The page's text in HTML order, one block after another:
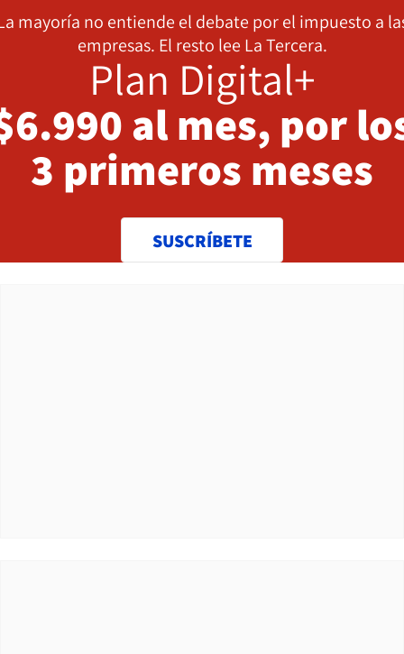
mayoría no entiende el debate por el impuesto a
empresas. El resto lee La Tercera.
Plan Digital+
al mes, por
3 primeros meses
SUSCRÍBETE